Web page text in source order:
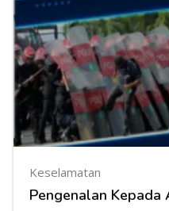
Keselamatan
Pengenalan Kepada